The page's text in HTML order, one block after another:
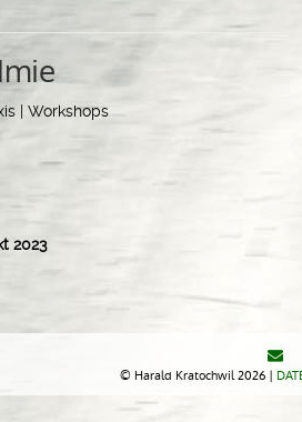
| Workshops
2023
© Harald Kratochwil 2026 |